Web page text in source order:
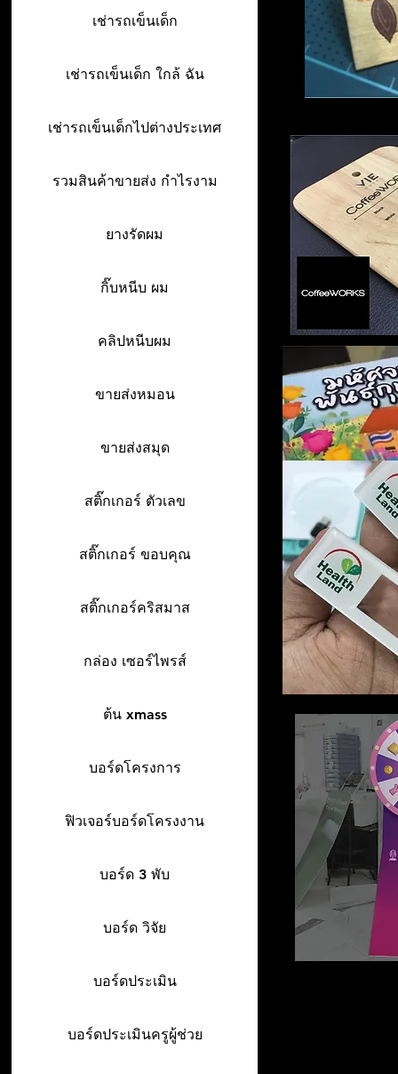
เช่ารถเข็นเด็ก
เช่ารถเข็นเด็ก ใกล้ ฉัน
เช่ารถเข็นเด็กไปต่างประเทศ
รวมสินค้าขายส่ง กำไรงาม
ยางรัดผม
กิ๊บหนีบ ผม
คลิปหนีบผม
ขายส่งหมอน
ขายส่งสมุด
สติ๊กเกอร์ ตัวเลข
สติ๊กเกอร์ ขอบคุณ
สติ๊กเกอร์คริสมาส
กล่อง เซอร์ไพรส์
ต้น xmass
บอร์ดโครงการ
ฟิวเจอร์บอร์ดโครงงาน
บอร์ด 3 พับ
บอร์ด วิจัย
บอร์ดประเมิน
บอร์ดประเมินครูผู้ช่วย